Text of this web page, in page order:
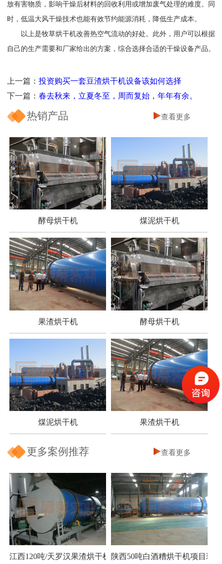
放有害物质，影响干燥后材料的回收利用或增加废气处理的难度。同
时，低温大风干燥技术也能有效节约能源消耗，降低生产成本。
以上是牧草烘干机改善热空气流动的好处。此外，用户可以根据
自己的生产需要和厂家给出的方案，综合选择合适的干燥设备产品。
上一篇： 投资购买一套豆渣烘干机设备该如何选择
下一篇： 春去秋来，立夏冬至，周而复始，年年有余。
热销产品 查看更多
酵母烘干机 煤泥烘干机
果渣烘干机 酵母烘干机
煤泥烘干机 果渣烘干机
更多案例推荐 查看更多
江西120吨/天罗汉果渣烘干机项目陕西50吨白酒糟烘干机项目现场